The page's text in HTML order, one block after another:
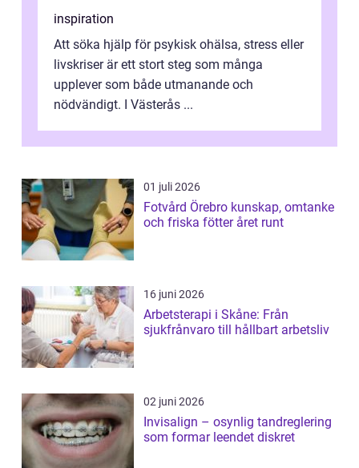
inspiration
Att söka hjälp för psykisk ohälsa, stress eller
livskriser är ett stort steg som många
upplever som både utmanande och
nödvändigt. I Västerås ...
01 juli 2026
Fotvård Örebro kunskap, omtanke
och friska fötter året runt
16 juni 2026
Arbetsterapi i Skåne: Från
sjukfrånvaro till hållbart arbetsliv
02 juni 2026
Invisalign – osynlig tandreglering
som formar leendet diskret